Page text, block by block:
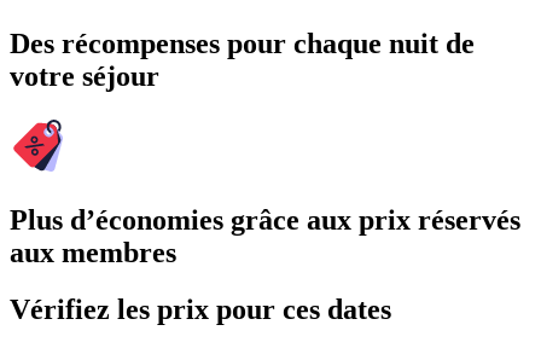
Des récompenses pour chaque nuit de
votre séjour
Plus d’économies grâce aux prix réservés
aux membres
Vérifiez les prix pour ces dates